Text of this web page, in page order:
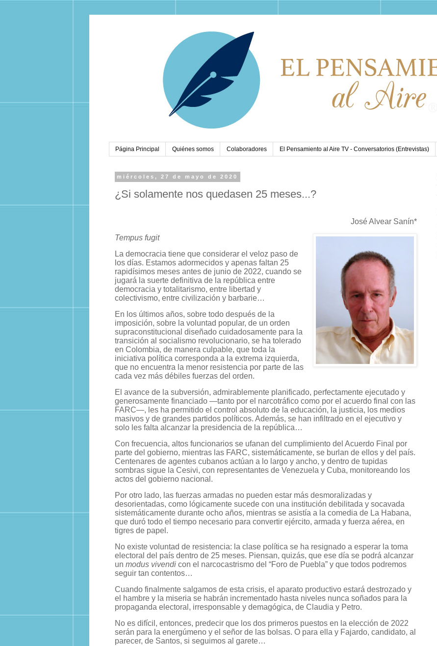
Página Principal Quiénes somos Colaboradores El Pensamiento al Aire TV - Conversatorios (Entrevistas)
miércoles, 27 de mayo de 2020
¿Si solamente nos quedasen 25 meses...?
José Alvear Sanín*
Tempus fugit
La democracia tiene que considerar el veloz paso de
los días. Estamos adormecidos y apenas faltan 25
rapidísimos meses antes de junio de 2022, cuando se
jugará la suerte definitiva de la república entre
democracia y totalitarismo, entre libertad y
colectivismo, entre civilización y barbarie…
En los últimos años, sobre todo después de la
imposición, sobre la voluntad popular, de un orden
supraconstitucional diseñado cuidadosamente para la
transición al socialismo revolucionario, se ha tolerado
en Colombia, de manera culpable, que toda la
iniciativa política corresponda a la extrema izquierda,
que no encuentra la menor resistencia por parte de las
cada vez más débiles fuerzas del orden.
El avance de la subversión, admirablemente planificado, perfectamente ejecutado y
generosamente financiado —tanto por el narcotráfico como por el acuerdo final con las
FARC—, les ha permitido el control absoluto de la educación, la justicia, los medios
masivos y de grandes partidos políticos. Además, se han infiltrado en el ejecutivo y
solo les falta alcanzar la presidencia de la república…
Con frecuencia, altos funcionarios se ufanan del cumplimiento del Acuerdo Final por
parte del gobierno, mientras las FARC, sistemáticamente, se burlan de ellos y del país.
Centenares de agentes cubanos actúan a lo largo y ancho, y dentro de tupidas
sombras sigue la Cesivi, con representantes de Venezuela y Cuba, monitoreando los
actos del gobierno nacional.
Por otro lado, las fuerzas armadas no pueden estar más desmoralizadas y
desorientadas, como lógicamente sucede con una institución debilitada y socavada
sistemáticamente durante ocho años, mientras se asistía a la comedia de La Habana,
que duró todo el tiempo necesario para convertir ejército, armada y fuerza aérea, en
tigres de papel.
No existe voluntad de resistencia: la clase política se ha resignado a esperar la toma
electoral del país dentro de 25 meses. Piensan, quizás, que ese día se podrá alcanzar
un modus vivendi con el narcocastrismo del “Foro de Puebla” y que todos podremos
seguir tan contentos…
Cuando finalmente salgamos de esta crisis, el aparato productivo estará destrozado y
el hambre y la miseria se habrán incrementado hasta niveles nunca soñados para la
propaganda electoral, irresponsable y demagógica, de Claudia y Petro.
No es difícil, entonces, predecir que los dos primeros puestos en la elección de 2022
serán para la energúmeno y el señor de las bolsas. O para ella y Fajardo, candidato, al
parecer, de Santos, si seguimos al garete…